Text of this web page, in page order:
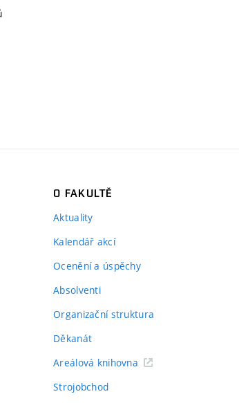
O FAKULTĚ
Aktuality
Kalendář akcí
Ocenění a úspěchy
Absolventi
Organizační struktura
Děkanát
Areálová knihovna
Strojobchod